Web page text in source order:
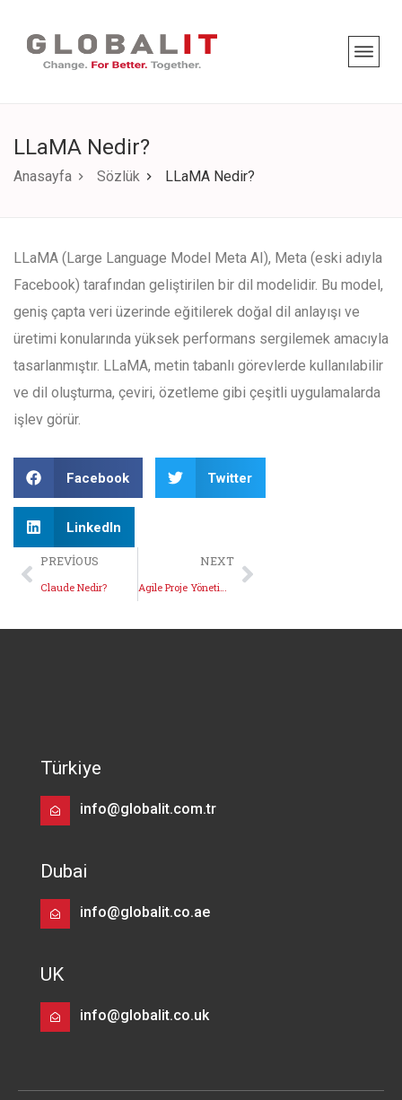
LLaMA Nedir?
Anasayfa Sözlük LLaMA Nedir?
LLaMA (Large Language Model Meta AI), Meta (eski adıyla
Facebook) tarafından geliştirilen bir dil modelidir. Bu model,
geniş çapta veri üzerinde eğitilerek doğal dil anlayışı ve
üretimi konularında yüksek performans sergilemek amacıyla
tasarlanmıştır. LLaMA, metin tabanlı görevlerde kullanılabilir
ve dil oluşturma, çeviri, özetleme gibi çeşitli uygulamalarda
işlev görür.
Facebook Twitter
LinkedIn
PREVIOUS
Claude Nedir?
NEXT
Agile Proje Yönetimi Nedir?
Türkiye
info@globalit.com.tr
Dubai
info@globalit.co.ae
UK
info@globalit.co.uk